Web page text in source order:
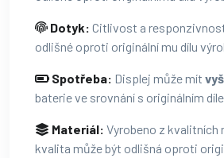
Dotyk: Citlivost a
odlišné oproti originální mu dílu
Spotřeba: Displej může mít
baterie ve srovnání s originálním
Materiál: Vyrobeno z kvalitních
kvalita může být odlišná oproti